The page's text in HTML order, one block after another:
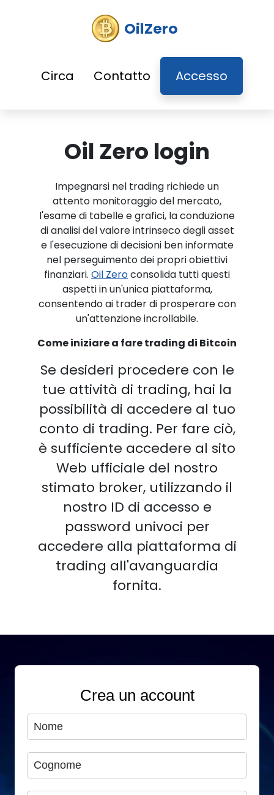
OilZero
Circa Contatto Accesso
Oil Zero login
Impegnarsi nel trading richiede un
attento monitoraggio del mercato,
l'esame di tabelle e grafici, la conduzione
di analisi del valore intrinseco degli asset
e l'esecuzione di decisioni ben informate
nel perseguimento dei propri obiettivi
finanziari. Oil Zeroconsolida tutti questi
aspetti in un'unica piattaforma,
consentendo ai trader di prosperare con
un'attenzione incrollabile.
Come iniziare a fare trading di Bitcoin
Se desideri procedere con le
tue attività di trading, hai la
possibilità di accedere al tuo
conto di trading. Per fare ciò,
è sufficiente accedere al sito
Web ufficiale del nostro
stimato broker, utilizzando il
nostro ID di accesso e
password univoci per
accedere alla piattaforma di
trading all'avanguardia
fornita.